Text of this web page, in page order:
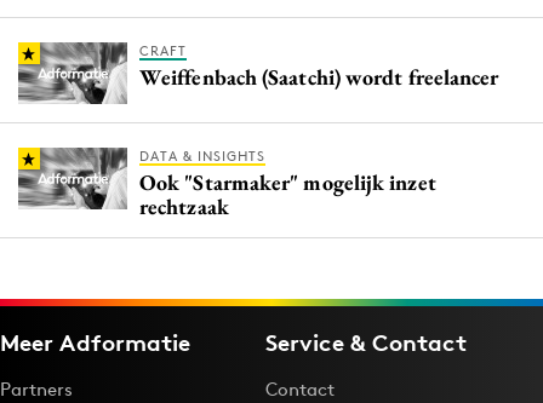
CRAFT
Weiffenbach (Saatchi) wordt freelancer
DATA & INSIGHTS
Ook "Starmaker" mogelijk inzet
rechtzaak
Meer Adformatie
Partners
Service & Contact
Contact